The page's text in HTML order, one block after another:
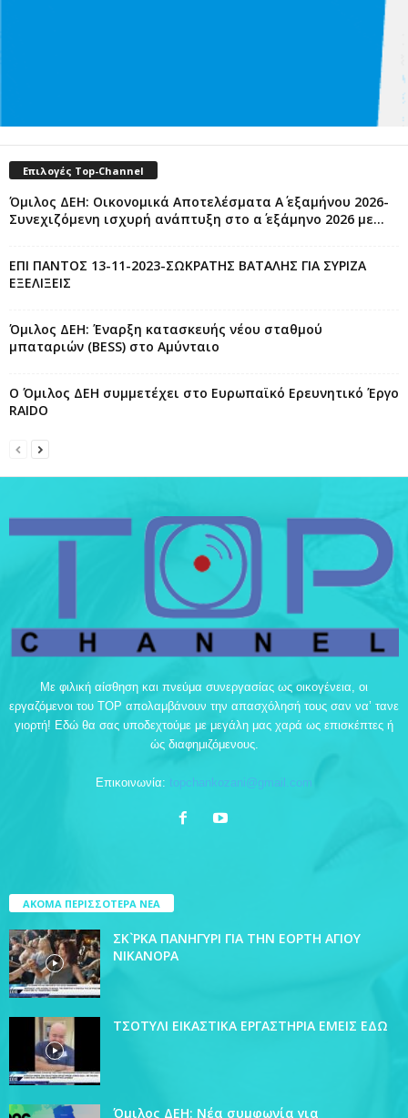
Επιλογές Top-Channel
Όμιλος ΔΕΗ: Οικονομικά Αποτελέσματα Α΄ εξαμήνου 2026-
Συνεχιζόμενη ισχυρή ανάπτυξη στο α΄ εξάμηνο 2026 με...
ΕΠΙ ΠΑΝΤΟΣ 13-11-2023-ΣΩΚΡΑΤΗΣ ΒΑΤΑΛΗΣ ΓΙΑ ΣΥΡΙΖΑ
ΕΞΕΛΙΞΕΙΣ
Όμιλος ΔΕΗ: Έναρξη κατασκευής νέου σταθμού
μπαταριών (BESS) στο Αμύνταιο
Ο Όμιλος ΔΕΗ συμμετέχει στο Ευρωπαϊκό Ερευνητικό Έργο
RAIDO
Με φιλική αίσθηση και πνεύμα συνεργασίας ως οικογένεια, οι
εργαζόμενοι του TOP απολαμβάνουν την απασχόλησή τους σαν να’ τανε
γιορτή! Εδώ θα σας υποδεχτούμε με μεγάλη μας χαρά ως επισκέπτες ή
ώς διαφημιζόμενους.
Επικοινωνία: topchankozani@gmail.com
ΑΚΟΜΑ ΠΕΡΙΣΣΟΤΕΡΑ ΝΕΑ
ΣΚ`ΡΚΑ ΠΑΝΗΓΥΡΙ ΓΙΑ ΤΗΝ ΕΟΡΤΗ ΑΓΙΟΥ
ΝΙΚΑΝΟΡΑ
ΤΣΟΤΥΛΙ ΕΙΚΑΣΤΙΚΑ ΕΡΓΑΣΤΗΡΙΑ ΕΜΕΙΣ ΕΔΩ
Όμιλος ΔΕΗ: Νέα συμφωνία για